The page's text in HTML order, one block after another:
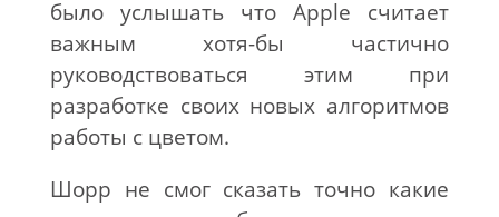
было услышать что Apple считает
важным хотя-бы частично
руководствоваться этим при
разработке своих новых алгоритмов
работы с цветом.
Шорр не смог сказать точно какие